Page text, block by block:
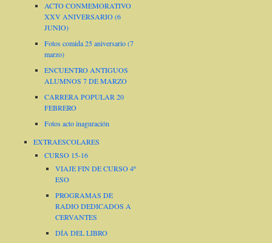
ACTO CONMEMORATIVO
XXV ANIVERSARIO (6
JUNIO)
Fotos comida 25 aniversario (7
marzo)
ENCUENTRO ANTIGUOS
ALUMNOS 7 DE MARZO
CARRERA POPULAR 20
FEBRERO
Fotos acto inaguración
EXTRAESCOLARES
CURSO 15-16
VIAJE FIN DE CURSO 4º
ESO
PROGRAMAS DE
RADIO DEDICADOS A
CERVANTES
DÍA DEL LIBRO